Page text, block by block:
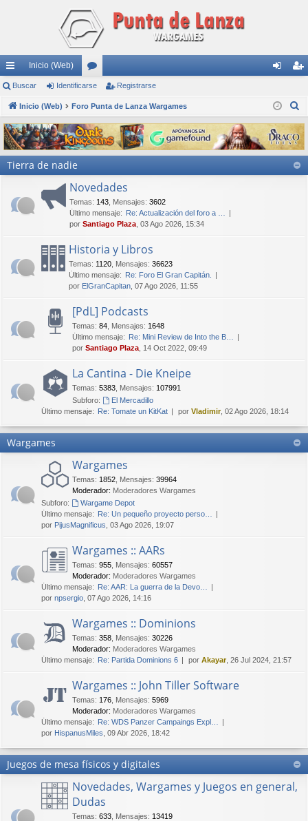
nl
ac
es
rá
pi
Inicio (Web)
or
os nti
fic
ar
ist
ra
rs
e
Buscar Identificarse Registrarse
Inicio (Web) Foro Punta de Lanza Wargames
s
c
Tierra de nadie
Novedades
Temas: 143 Mensajes: 3602
Último mensaje: Re: Actualización del foro a …
por Santiago Plaza , 03 Ago 2026, 15:34
Historia y Libros
Temas: 1120 Mensajes: 36623
Último mensaje: Re: Foro El Gran Capitán.
por ElGranCapitan , 07 Ago 2026, 11:55
[PdL] Podcasts
Temas: 84 Mensajes: 1648
Último mensaje: Re: Mini Review de Into the B…
por Santiago Plaza , 14 Oct 2022, 09:49
La Cantina - Die Kneipe
Temas: 5383 Mensajes: 107991
Subforo:
El Mercadillo
Último mensaje: Re: Tomate un KitKat por Vladimir, 02 Ago 2026, 18:14
Wargames
Wargames
Temas: 1852 Mensajes: 39964
Moderador: Moderadores Wargames
Subforo:
Wargame Depot
Último mensaje: Re: Un pequeño proyecto perso…
por PijusMagnificus , 03 Ago 2026, 19:07
Wargames :: AARs
Temas: 955 Mensajes: 60557
Moderador: Moderadores Wargames
Último mensaje: Re: AAR: La guerra de la Devo…
por npsergio , 07 Ago 2026, 14:16
Wargames :: Dominions
Temas: 358 Mensajes: 30226
Moderador: Moderadores Wargames
Último mensaje: Re: Partida Dominions 6 por Akayar, 26 Jul 2024, 21:57
Wargames :: John Tiller Software
Temas: 176 Mensajes: 5969
Moderador: Moderadores Wargames
Último mensaje: Re: WDS Panzer Campaings Expl…
por HispanusMiles , 09 Abr 2026, 18:42
Juegos de mesa físicos y digitales
Novedades, Wargames y Juegos en general,
Dudas
Temas: 633 Mensajes: 13419